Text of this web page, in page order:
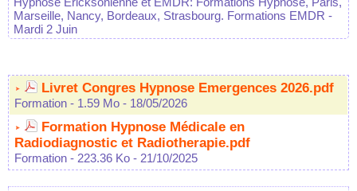
Marseille, Nancy, Bordeaux, Strasbourg. Formations EMDR -
Mardi 2 Juin
Livret Congres Hypnose Emergences 2026.pdf
Formation - 1.59 Mo - 18/05/2026
Formation Hypnose Médicale en
Radiodiagnostic et Radiotherapie.pdf
Formation - 223.36 Ko - 21/10/2025